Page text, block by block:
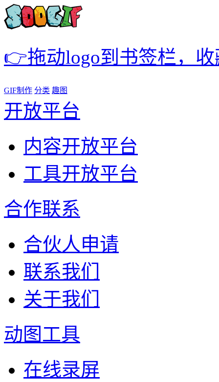
👉拖动logo到书签栏，
GIF制作 分类 趣图
开放平台
内容开放平台
工具开放平台
合作联系
合伙人申请
联系我们
关于我们
动图工具
在线录屏